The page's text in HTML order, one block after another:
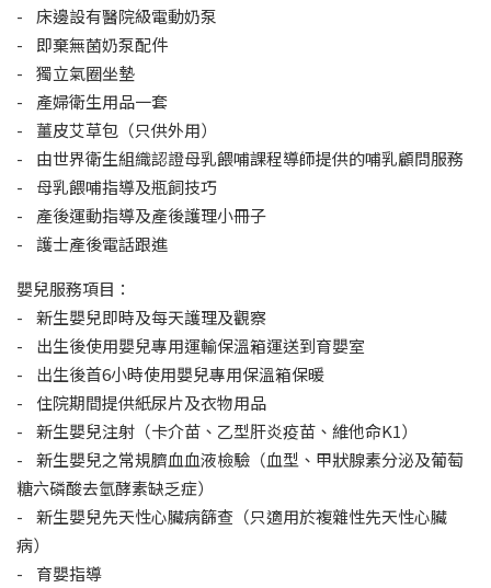
- 床邊設有醫院級電動奶泵
- 即棄無菌奶泵配件
- 獨立氣圈坐墊
- 產婦衛生用品一套
- 薑皮艾草包（只供外用）
- 由世界衛生組織認證母乳餵哺課程導師提供的哺乳顧問服務
- 母乳餵哺指導及瓶飼技巧
- 產後運動指導及產後護理小冊子
- 護士產後電話跟進
嬰兒服務項目：
- 新生嬰兒即時及每天護理及觀察
- 出生後使用嬰兒專用運輸保溫箱運送到育嬰室
- 出生後首6小時使用嬰兒專用保溫箱保暖
- 住院期間提供紙尿片及衣物用品
- 新生嬰兒注射（卡介苗、乙型肝炎疫苗、維他命K1）
- 新生嬰兒之常規臍血血液檢驗（血型、甲狀腺素分泌及葡萄
糖六磷酸去氫酵素缺乏症）
- 新生嬰兒先天性心臟病篩查（只適用於複雜性先天性心臟
病）
- 育嬰指導